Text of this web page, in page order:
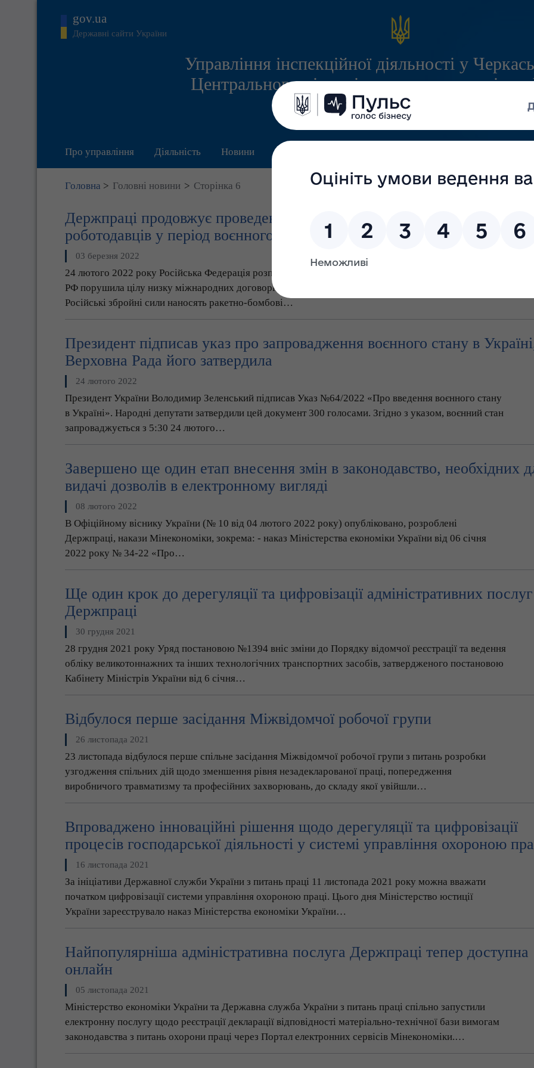
gov.ua
Державні сайти України
Управління інспекційної діяльності у
Центрального міжрегіонального управління
служби з питань праці
Про управління Діяльність Новини Інформація
Головна > Головні новини > Сторінка 6
Держпраці продовжує проведення консультування працівників і
роботодавців у період воєнного стану
03 березня 2022
24 лютого 2022 року Російська Федерація розпочала військове вторгнення в Україну. Своїми діями
РФ порушила цілу низку міжнародних договорів, норми загальнолюдської моралі і цінності життя.
Російські збройні сили наносять ракетно-бомбові…
Президент підписав указ про запровадження воєнного стану в
Верховна Рада його затвердила
24 лютого 2022
Президент України Володимир Зеленський підписав Указ №64/2022 «Про введення воєнного стану
в Україні». Народні депутати затвердили цей документ 300 голосами. Згідно з указом, воєнний стан
запроваджується з 5:30 24 лютого…
Завершено ще один етап внесення змін в законодавство, необхідних
видачі дозволів в електронному вигляді
08 лютого 2022
В Офіційному віснику України (№ 10 від 04 лютого 2022 року) опубліковано, розроблені
Держпраці, накази Мінекономіки, зокрема: - наказ Міністерства економіки України від 06 січня
2022 року № 34-22 «Про…
Ще один крок до дерегуляції та цифровізації адміністративних послуг
Держпраці
30 грудня 2021
28 грудня 2021 року Уряд постановою №1394 вніс зміни до Порядку відомчої реєстрації та ведення
обліку великотоннажних та інших технологічних транспортних засобів, затвердженого постановою
Кабінету Міністрів України від 6 січня…
Відбулося перше засідання Міжвідомчої робочої групи
26 листопада 2021
23 листопада відбулося перше спільне засідання Міжвідомчої робочої групи з питань розробки
узгодження спільних дій щодо зменшення рівня незадекларованої праці, попередження
виробничого травматизму та професійних захворювань, до складу якої увійшли…
Впроваджено інноваційні рішення щодо дерегуляції та цифровізації
процесів господарської діяльності у системі управління охороною
16 листопада 2021
За ініціативи Державної служби України з питань праці 11 листопада 2021 року можна вважати
початком цифровізації системи управління охороною праці. Цього дня Міністерство юстиції
України зареєструвало наказ Міністерства економіки України…
Найпопулярніша адміністративна послуга Держпраці тепер доступна
онлайн
05 листопада 2021
Міністерство економіки України та Державна служба України з питань праці спільно запустили
електронну послугу щодо реєстрації декларації відповідності матеріально-технічної бази вимогам
законодавства з питань охорони праці через Портал електронних сервісів Мінекономіки.…